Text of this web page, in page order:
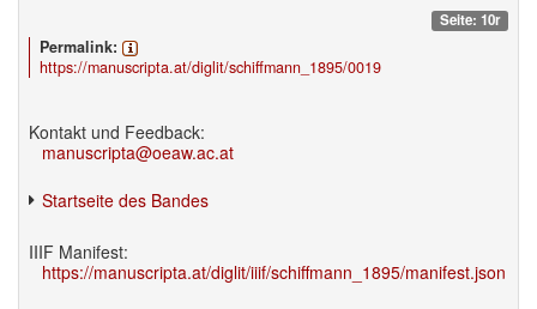
Seite: 10r
Permalink:
https://manuscripta.at/diglit/schiffmann_1895/0019
Kontakt und Feedback:
manuscripta@oeaw.ac.at
Startseite des Bandes
IIIF Manifest:
https://manuscripta.at/diglit/iiif/schiffmann_1895/manifest.json